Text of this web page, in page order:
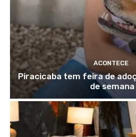
ACONTECE
Piracicaba tem feira de
de semana